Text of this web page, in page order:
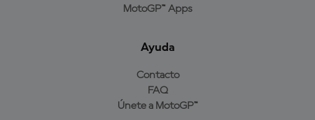
MotoGP™ Apps
Ayuda
Contacto
FAQ
Únete a MotoGP™